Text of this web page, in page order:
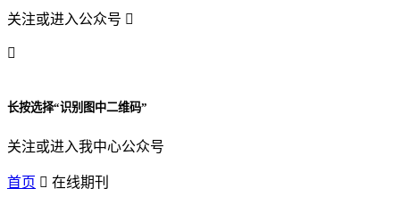
关注或进入公众号 

长按选择“识别图中二维码”
关注或进入我中心公众号
首页  在线期刊